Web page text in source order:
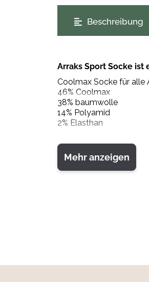
Beschreibung
Arraks Sport Socke
Coolmax Socke für alle
46% Coolmax
38% baumwolle
14% Polyamid
2% Elasthan
Mehr anzeigen